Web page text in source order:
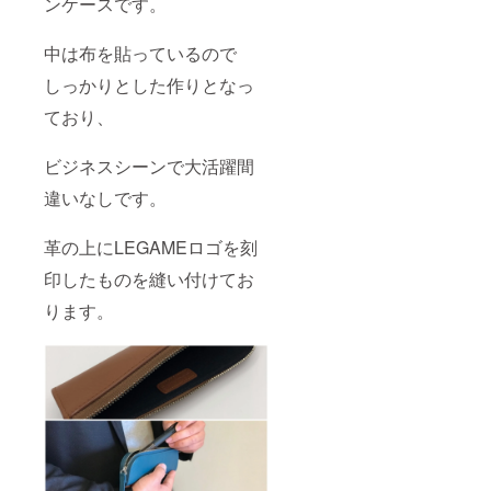
中は布を貼っているので
しっかりとした作りとなっ
ており、
ビジネスシーンで大活躍間
違いなしです。
革の上にLEGAMEロゴを刻
印したものを縫い付けてお
ります。